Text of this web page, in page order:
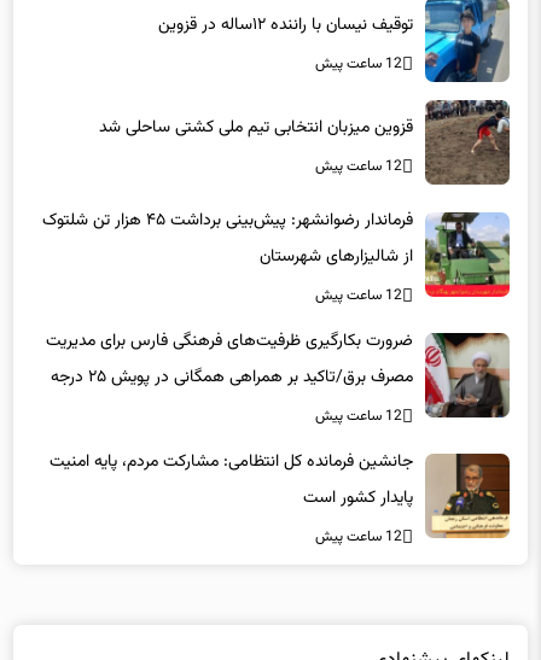
توقیف نیسان با راننده ۱۲ساله در قزوین
12 ساعت پیش
قزوین میزبان انتخابی تیم ملی کشتی ساحلی شد
12 ساعت پیش
فرماندار رضوانشهر: پیش‌بینی برداشت ۴۵ هزار تن شلتوک
از شالیزارهای شهرستان
12 ساعت پیش
ضرورت بکارگیری ظرفیت‌های فرهنگی فارس برای مدیریت
مصرف برق/تاکید بر همراهی همگانی در پویش ۲۵ درجه
12 ساعت پیش
جانشین فرمانده کل انتظامی: مشارکت مردم، پایه امنیت
پایدار کشور است
12 ساعت پیش